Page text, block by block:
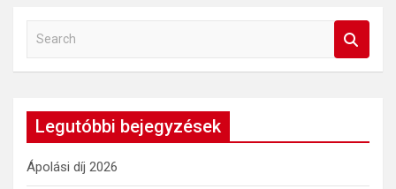
a
h
Legutóbbi bejegyzések
Ápolási díj 2026